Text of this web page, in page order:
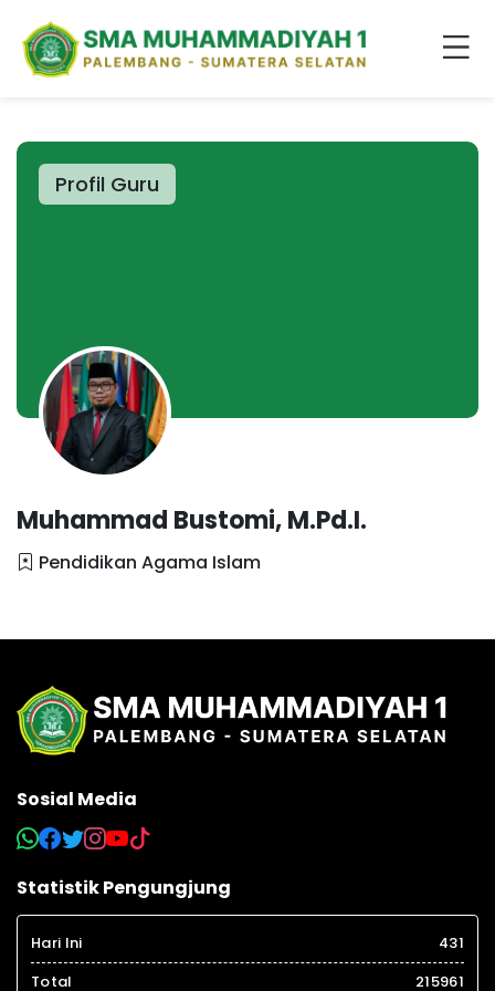
Profil Guru
Muhammad Bustomi, M.Pd.I.
Pendidikan Agama Islam
Sosial Media
Statistik Pengungjung
Hari Ini
431
Total
215961